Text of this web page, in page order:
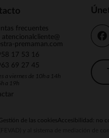
frecuentes
atencionalcliente@
premaman.com
17 53 16
69 27 45
a viernes de 10h a 14h
a 19h
de las cookiesAccesibilidad: no